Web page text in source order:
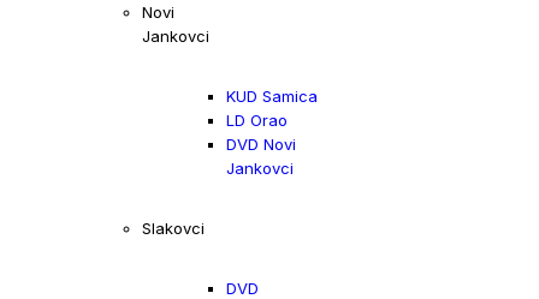
Novi
Jankovci
KUD Samica
LD Orao
DVD Novi
Jankovci
Slakovci
DVD